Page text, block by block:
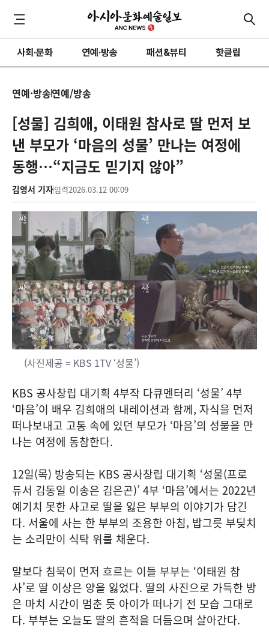
사회·문화 연예·방송 패션&뷰티 핫클립
연예·방송연예/방송
[성물] 김희애, 이태원 참사로 딸 먼저 보
낸 부모가 ‘마음의 성물’ 만나는 여정에
동행…“지금도 믿기지 않아”
김영서 기자입력2026.03.12 00:09
(사진제공 = KBS 1TV ‘성물’)
KBS 공사창립 대기획 4부작 다큐멘터리 ‘성물’ 4부
‘마음’이 배우 김희애의 내레이션과 함께, 자식을 먼저
떠나보내고 고통 속에 있던 부모가 ‘마음’의 성물을 만
나는 여정에 동참한다.
12일(목) 방송되는 KBS 공사창립 대기획 ‘성물(프로
듀서 김동일 이송은 김은곤)’ 4부 ‘마음’에서는 2022년
예기치 못한 사고로 딸을 잃은 부부의 이야기가 담긴
다. 서울에 사는 한 부부의 조용한 아침, 밥그릇 부딪치
는 소리만이 식탁 위를 채운다.
말보다 침묵이 먼저 흐르는 이들 부부는 ‘이태원 참
사’로 딸 이상은 양을 잃었다. 딸의 사진으로 가득한 방
은 마치 시간이 멈춘 듯 아이가 떠나기 전 모습 그대로
다. 부부는 오늘도 딸의 흔적을 더듬으며 살아간다.